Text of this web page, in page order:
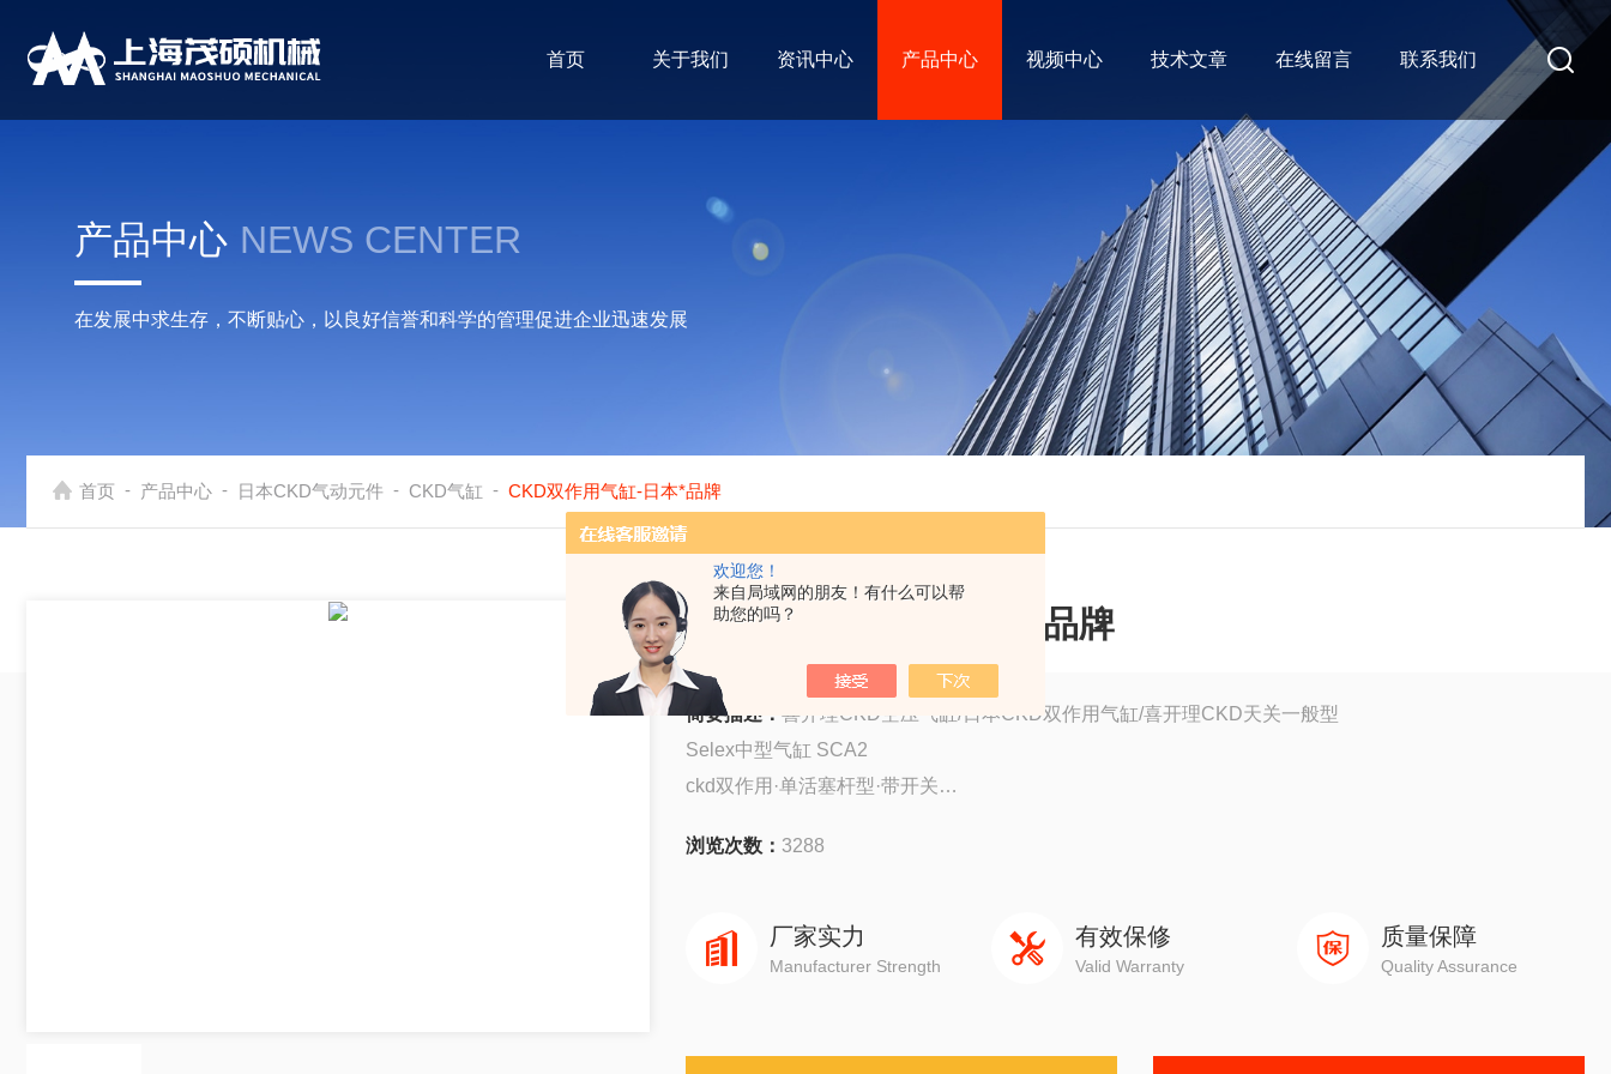
欢迎您！
来自局域网的朋友！有什么可以帮
助您的吗？
首页 关于我们 资讯中心 产品中心 视频中心 技术文章 在线留言 联系我们
产品中心 NEWS CENTER
在发展中求生存，不断贴心，以良好信誉和科学的管理促进企业迅速发展
首页 - 产品中心 - 日本CKD气动元件 - CKD气缸 - CKD双作用气缸-日本*品牌
CKD双作用气缸-日本*品牌
简要描述： 喜开理CKD空压气缸/日本CKD双作用气缸/喜开理CKD天关一般型
Selex中型气缸 SCA2
ckd双作用·单活塞杆型·带开关
ckd双作用·行程调节型伸出(-P)
ckd双作用·行程调节型缩回(-R)
SCA2-R
浏览次数： 3288
厂家实力
Manufacturer Strength
有效保修
Valid Warranty
质量保障
Quality Assurance